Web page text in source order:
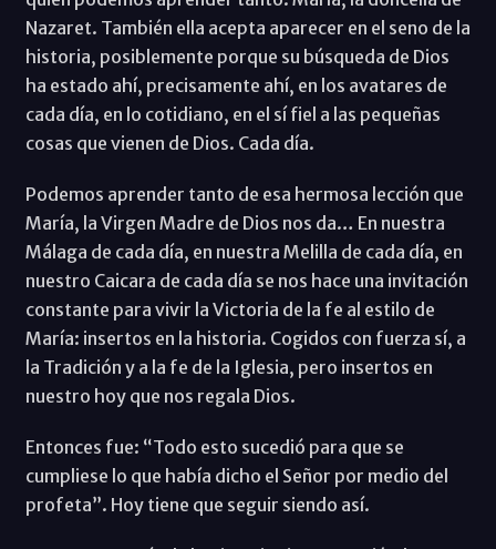
Nazaret. También ella acepta aparecer en el seno de la
historia, posiblemente porque su búsqueda de Dios
ha estado ahí, precisamente ahí, en los avatares de
cada día, en lo cotidiano, en el sí fiel a las pequeñas
cosas que vienen de Dios. Cada día.
Podemos aprender tanto de esa hermosa lección que
María, la Virgen Madre de Dios nos da… En nuestra
Málaga de cada día, en nuestra Melilla de cada día, en
nuestro Caicara de cada día se nos hace una invitación
constante para vivir la Victoria de la fe al estilo de
María: insertos en la historia. Cogidos con fuerza sí, a
la Tradición y a la fe de la Iglesia, pero insertos en
nuestro hoy que nos regala Dios.
Entonces fue: “Todo esto sucedió para que se
cumpliese lo que había dicho el Señor por medio del
profeta”. Hoy tiene que seguir siendo así.